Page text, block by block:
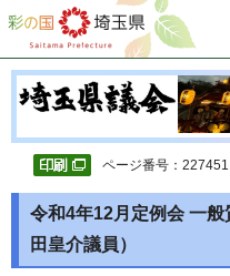
彩の国 埼玉県
ページ番号：227451
令和4年12月定例会 一
田皇介議員）